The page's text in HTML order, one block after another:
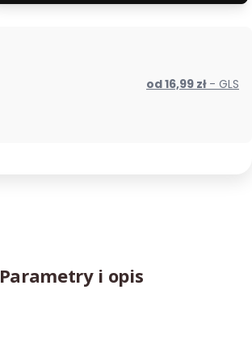
od 16,99 zł - GLS
Parametry i opis